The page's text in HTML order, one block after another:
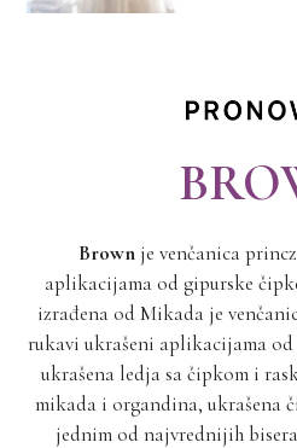
Brown je venčanica
aplikacijama od gipurske
izrađena od Mikada je
rukavi ukrašeni aplikacijama
ukrašena ledja sa čipkom i
mikada i organdina, ukrašena
jednim od najvrednijih